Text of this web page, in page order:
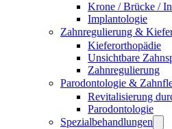
Krone / Brücke /
Implantologie
Zahnregulierung &
Kieferorthopädie
Unsichtbare
Zahnregulierung
Parodontologie &
Revitalisierung
Parodontologie
Spezialbehandlungen